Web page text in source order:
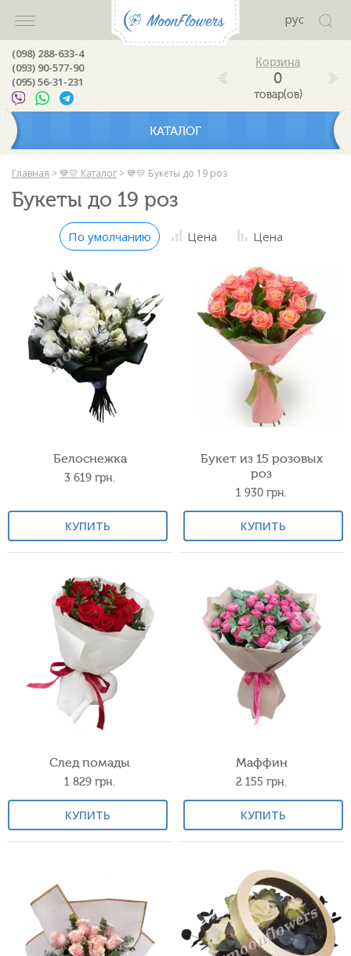
рус
(098) 288-633-4
(093) 90-577-90
(095) 56-31-231
0
товар(ов)
КАТАЛОГ
Главная > 💙💛 Каталог > 💙💛 Букеты до 19 роз
Букеты до 19 роз
По умолчанию Цена Цена
Белоснежка
3 619 грн.
КУПИТЬ
Букет из 15 розовых
роз
1 930 грн.
КУПИТЬ
След помады
1 829 грн.
КУПИТЬ
Маффин
2 155 грн.
КУПИТЬ